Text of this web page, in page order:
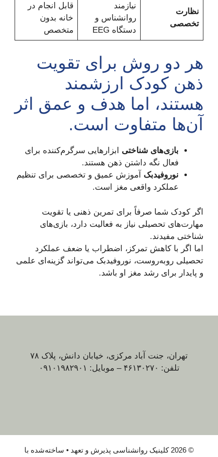
نظارت
تخصصی
نیازمند
روانشناس و
دستگاه EEG
قابل انجام در
خانه بدون
متخصص
هر دو روش برای تقویت
ذهن کودک ارزشمند
هستند، اما هدف و عمق اثر
آن‌ها متفاوت است.
بازی‌های شناختی ابزارهایی سرگرم‌کننده برای
فعال نگه داشتن ذهن هستند.
نوروفیدبک آموزش عمیق و تخصصی برای تنظیم
عملکرد واقعی مغز است.
اگر کودک شما صرفاً برای تمرین ذهنی یا تقویت
مهارت‌های تحصیلی نیاز به فعالیت دارد، بازی‌های
شناختی مفیدند.
اما اگر با کاهش تمرکز، اضطراب یا ضعف عملکرد
تحصیلی روبه‌روست، نوروفیدبک می‌تواند گزینه‌ای علمی
و پایدار برای رشد مغز او باشد.
تهران، جنت آباد مرکزی، خیابان دانش، پلاک ۷۸
تلفن: ۴۶۱۳۰۲۷۰ – موبایل: ۰۹۱۰۱۹۸۲۹۰۱
© 2026 کلینیک روانشناسی پذیرش و تعهد
• ساخته‌شده با